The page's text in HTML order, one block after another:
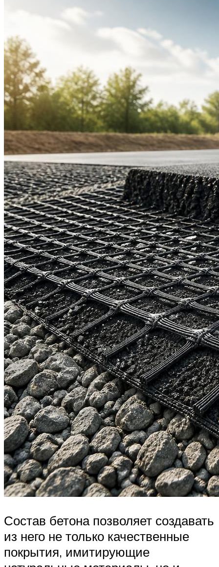
Состав бетона позволяет создавать
из него не только качественные
покрытия, имитирующие